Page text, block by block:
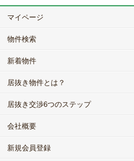
マイページ
物件検索
新着物件
居抜き物件とは？
居抜き交渉6つのステップ
会社概要
新規会員登録